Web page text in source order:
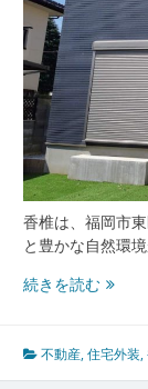
不
動
産
と
土
地
の
秘
密
香椎は、福岡市
と豊かな自然環
続きを読む未
拓
く
不動産,住宅外装,